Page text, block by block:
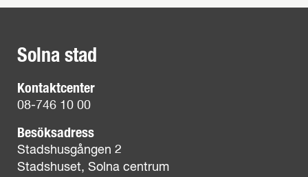
Solna stad
Kontaktcenter
08-746 10 00
Besöksadress
Stadshusgången 2
Stadshuset, Solna centrum